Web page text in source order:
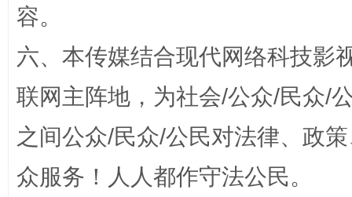
“蜀中异人”王建安的艺术幻境
容。
六、本传媒结合现代网络科技影
联网主阵地，为社会/公众/民众/
之间公众/民众/公民对法律、政
众服务！人人都作守法公民。